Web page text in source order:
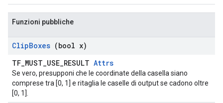
Funzioni pubbliche
ClipBoxes (bool x)
TF_MUST_USE_RESULT Attrs
Se vero, presupponi che le coordinate della casella siano
comprese tra [0, 1] e ritaglia le caselle di output se cadono oltre
[0, 1].